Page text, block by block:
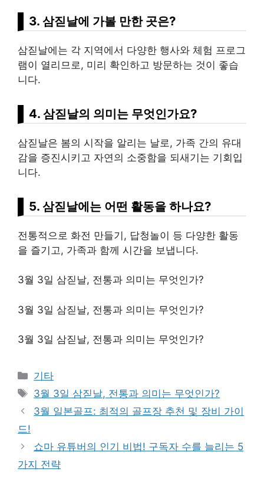
3. 삼짇날에 가볼 만한 곳은?
삼짇날에는 각 지역에서 다양한 행사와 체험 프로그
램이 열리므로, 미리 확인하고 방문하는 것이 좋습
니다.
4. 삼짇날의 의미는 무엇인가요?
삼짇날은 봄의 시작을 알리는 날로, 가족 간의 유대
감을 증진시키고 자연의 소중함을 되새기는 기회입
니다.
5. 삼짇날에는 어떤 활동을 하나요?
전통적으로 화전 만들기, 답청놀이 등 다양한 활동
을 즐기고, 가족과 함께 시간을 보냅니다.
3월 3일 삼짇날, 전통과 의미는 무엇인가?
3월 3일 삼짇날, 전통과 의미는 무엇인가?
3월 3일 삼짇날, 전통과 의미는 무엇인가?
Categories
기타
Tags
3월 3일 삼짇날, 전통과 의미는 무엇인가?
3월 일본골프: 최적의 골프장 추천 및 장비 가이
드!
쇼마 유튜버의 인기 비법! 구독자 수를 늘리는 5
가지 전략